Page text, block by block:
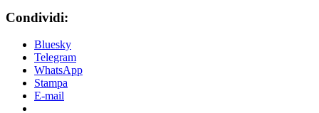
Condividi:
Bluesky
Telegram
WhatsApp
Stampa
E-mail